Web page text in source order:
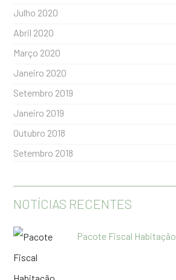
Julho 2020
Abril 2020
Março 2020
Janeiro 2020
Setembro 2019
Janeiro 2019
Outubro 2018
Setembro 2018
NOTÍCIAS RECENTES
Pacote Fiscal Habitação